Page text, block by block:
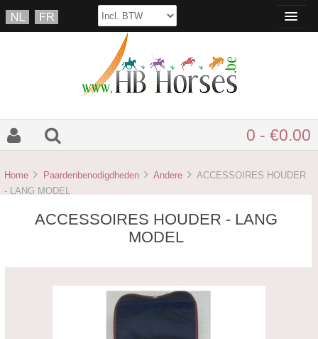
0 - €0.00
Home Paardenbenodigdheden Andere
ACCESSOIRES HOUDER
- LANG MODEL
ACCESSOIRES HOUDER - LANG
MODEL